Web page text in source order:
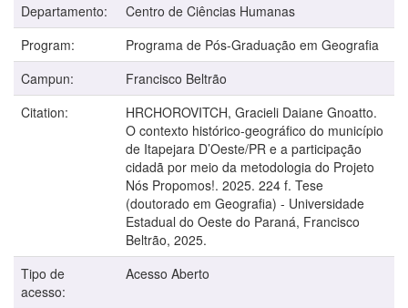
Departamento:
Centro de Ciências Humanas
Program:
Programa de Pós-Graduação em Geografia
Campun:
Francisco Beltrão
Citation:
HRCHOROVITCH, Gracieli Daiane Gnoatto.
O contexto histórico-geográfico do município
de Itapejara D’Oeste/PR e a participação
cidadã por meio da metodologia do Projeto
Nós Propomos!. 2025. 224 f. Tese
(doutorado em Geografia) - Universidade
Estadual do Oeste do Paraná, Francisco
Beltrão, 2025.
Tipo de
acesso:
Acesso Aberto